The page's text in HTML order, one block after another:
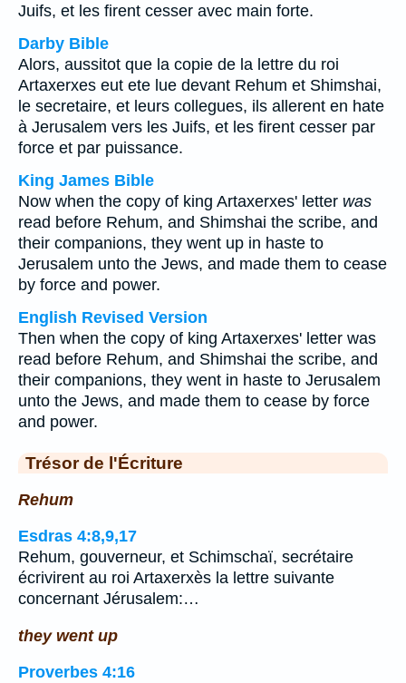
Juifs, et les firent cesser avec main forte.
Darby Bible
Alors, aussitot que la copie de la lettre du roi
Artaxerxes eut ete lue devant Rehum et Shimshai,
le secretaire, et leurs collegues, ils allerent en hate
à Jerusalem vers les Juifs, et les firent cesser par
force et par puissance.
King James Bible
Now when the copy of king Artaxerxes' letter was
read before Rehum, and Shimshai the scribe, and
their companions, they went up in haste to
Jerusalem unto the Jews, and made them to cease
by force and power.
English Revised Version
Then when the copy of king Artaxerxes' letter was
read before Rehum, and Shimshai the scribe, and
their companions, they went in haste to Jerusalem
unto the Jews, and made them to cease by force
and power.
Trésor de l'Écriture
Rehum
Esdras 4:8,9,17
Rehum, gouverneur, et Schimschaï, secrétaire
écrivirent au roi Artaxerxès la lettre suivante
concernant Jérusalem:…
they went up
Proverbes 4:16